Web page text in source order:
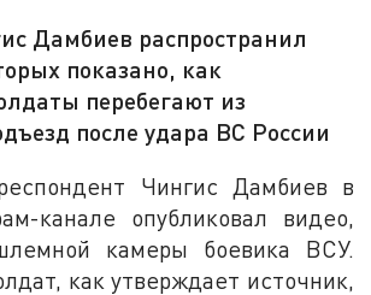
Дамбиев распространил
показано, как
перебегают из
после удара ВС России
Чингис Дамбиев в
канале опубликовал видео,
камеры боевика ВСУ.
как утверждает источник,